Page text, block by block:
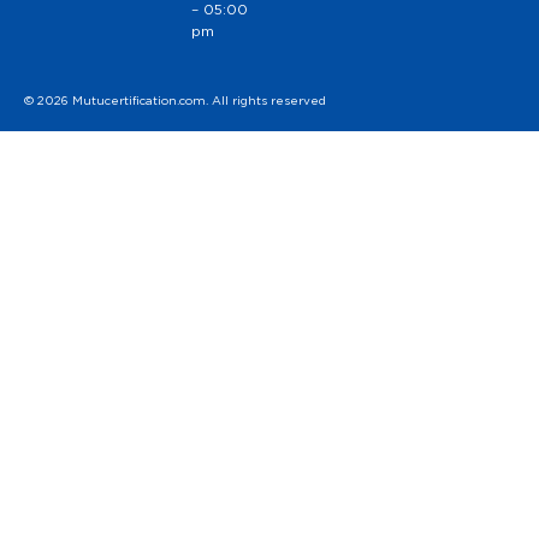
– 05:00
pm
© 2026 Mutucertification.com. All rights reserved